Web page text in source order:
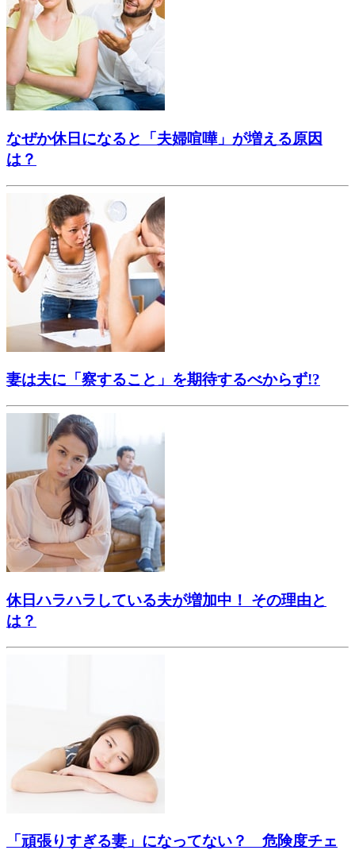
なぜか休日になると「夫婦喧嘩」が増える原因
は？
妻は夫に「察すること」を期待するべからず!?
休日ハラハラしている夫が増加中！ その理由と
は？
「頑張りすぎる妻」になってない？ 危険度チェ